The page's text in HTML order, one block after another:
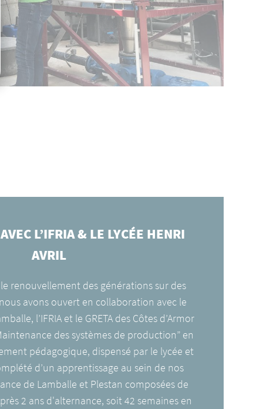
L’IFRIA & LE LYCÉE HENRI
AVRIL
renouvellement des générations sur des
avons ouvert en collaboration avec le
l’IFRIA et le GRETA des Côtes d’Armor
des systèmes de production” en
pédagogique, dispensé par le lycée et
d’un apprentissage au sein de nos
de Lamballe et Plestan composées de
2 ans d'alternance, soit 42 semaines en